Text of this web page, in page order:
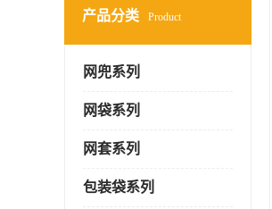
产品分类 Product
网兜系列
网袋系列
网套系列
包装袋系列